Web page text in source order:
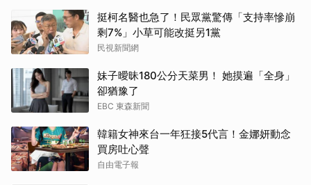
挺柯名醫也急了！民眾黨驚傳「支持率慘崩
剩7%」小草可能改挺另1黨
民視新聞網
妹子曖昧180公分天菜男！ 她摸遍「全身」
卻猶豫了
EBC 東森新聞
韓籍女神來台一年狂接5代言！金娜妍動念
買房吐心聲
自由電子報